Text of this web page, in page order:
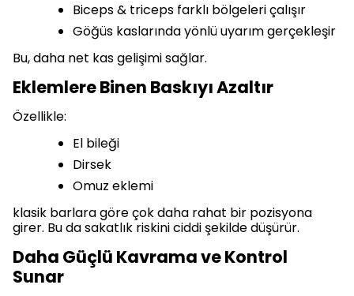
Biceps & triceps farklı bölgeleri çalışır
Göğüs kaslarında yönlü uyarım gerçekleşir
Bu, daha net kas gelişimi sağlar.
Eklemlere Binen Baskıyı Azaltır
Özellikle:
El bileği
Dirsek
Omuz eklemi
klasik barlara göre çok daha rahat bir pozisyona
girer. Bu da sakatlık riskini ciddi şekilde düşürür.
Daha Güçlü Kavrama ve Kontrol
Sunar